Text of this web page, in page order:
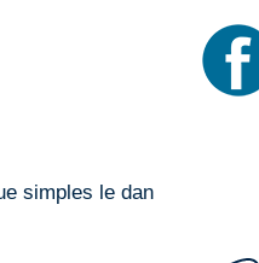
simples le dan